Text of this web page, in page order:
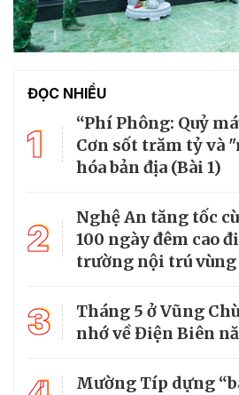
ĐỌC NHIỀU
1
“Phí Phông: Quỷ
Cơn sốt trăm tỷ và
hóa bản địa (Bài 1)
2
Nghệ An tăng tốc
100 ngày đêm cao
trường nội trú vùng
3
Tháng 5 ở Vũng
nhớ về Điện Biên
Mường Típ dựng